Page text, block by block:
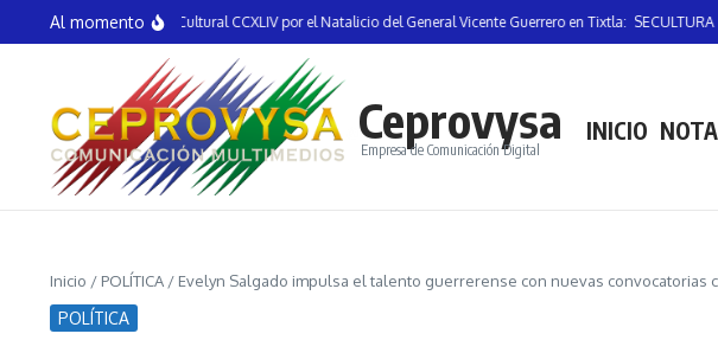
Saltar al contenido
Al momento
la Semana Cultural CCXLIV por el Natalicio del General Vicente Guerrero en Tixtla: SECULTURA
Ceprovysa
Empresa de Comunicación Digital
INICIO
Inicio / POLÍTICA / Evelyn Salgado impulsa el talento guerrerense con nuevas convocatorias
POLÍTICA